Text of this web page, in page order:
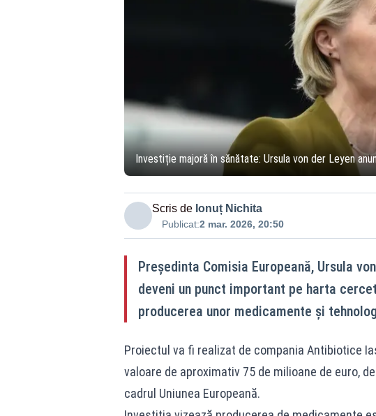
Investiție majoră în sănătate: Ursula von der Leyen
Scris de Ionuț Nichita
Publicat:2 mar. 2026, 20:50
Președinta Comisia Europeană, Ursula
deveni un punct important pe harta
producerea unor medicamente și
Proiectul va fi realizat de compania Antibiotice
valoare de aproximativ 75 de milioane de euro,
cadrul Uniunea Europeană.